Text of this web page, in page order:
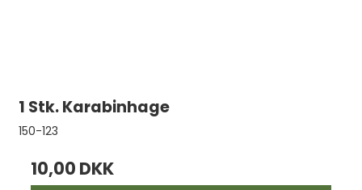
1 Stk. Karabinhage
150-123
10,00 DKK